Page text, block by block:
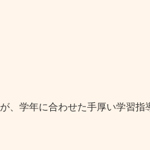
が、学年に合わせた手厚い学習指